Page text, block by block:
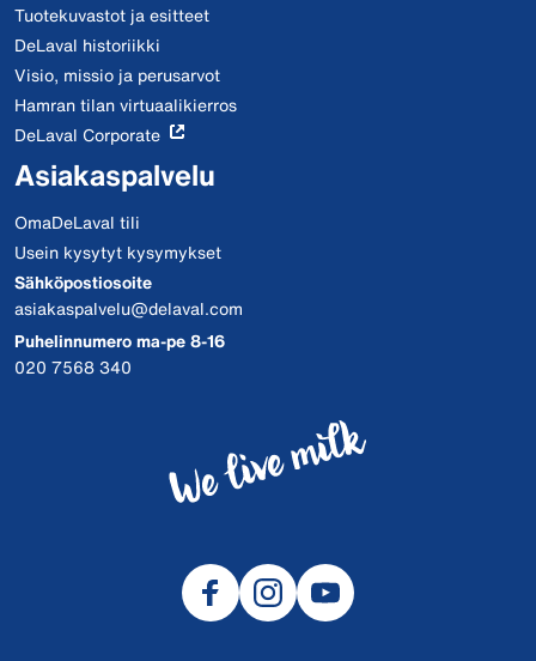
Tuotekuvastot ja esitteet
DeLaval historiikki
Visio, missio ja perusarvot
Hamran tilan virtuaalikierros
DeLaval Corporate
Asiakaspalvelu
OmaDeLaval tili
Usein kysytyt kysymykset
Sähköpostiosoite
asiakaspalvelu@delaval.com
Puhelinnumero ma-pe 8-16
020 7568 340